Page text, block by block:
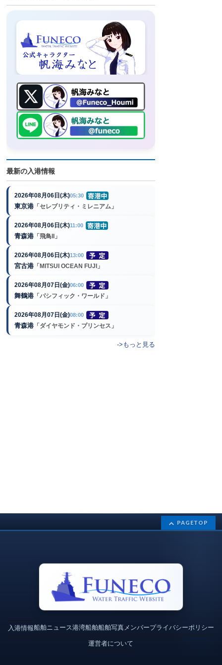
最新の入港情報
2026年08月06日(木)05:30
東京港 「セレブリティ・ミレニアム」
2026年08月06日(木)11:00
青森港 「飛鳥II」
2026年08月06日(木)13:00
宮古港 「MITSUI OCEAN FUJI」
2026年08月07日(金)06:00
舞鶴港 「パシフィック・ワールド」
2026年08月07日(金)08:00
青森港 「ダイヤモンド・プリンセス」
->もっと見る
PAGETOP
入港情報船舶ニュース港湾船舶船舶写真メンバープライバシーポリシー
運営者について